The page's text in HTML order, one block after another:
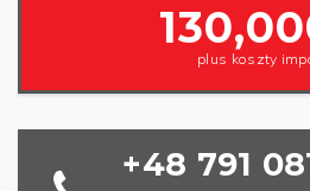
plus koszty
+48 791